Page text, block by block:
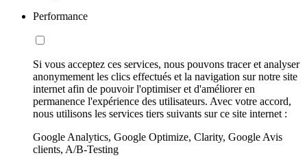
Performance
Si vous acceptez ces services, nous pouvons tracer et analyser
anonymement les clics effectués et la navigation sur notre site
internet afin de pouvoir l'optimiser et d'améliorer en
permanence l'expérience des utilisateurs. Avec votre accord,
nous utilisons les services tiers suivants sur ce site internet :
Google Analytics, Google Optimize, Clarity, Google Avis
clients, A/B-Testing